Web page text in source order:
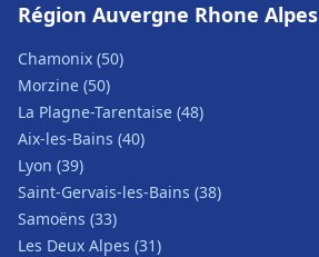
Région Auvergne Rhone Alpes
Chamonix (50)
Morzine (50)
La Plagne-Tarentaise (48)
Aix-les-Bains (40)
Lyon (39)
Saint-Gervais-les-Bains (38)
Samoëns (33)
Les Deux Alpes (31)